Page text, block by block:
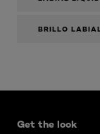
BRILLO
Get the look